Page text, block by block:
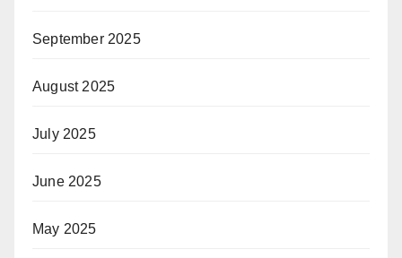
September 2025
August 2025
July 2025
June 2025
May 2025